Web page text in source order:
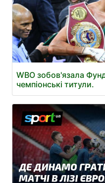
WBO зобов'язала
чемпіонські титули.